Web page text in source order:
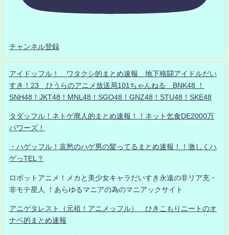
チャンネル登録
アイドッフル！ ワタクシ的まとめ速報 地下格闘アイドルだい
すき！23 ひうらのアニメ放送局101ちゃんねる BNK48 ！
SNH48！JKT48！MNL48！SGO48！GNZ48！STU48！SKE48
タダッフル！ネトゲ廃人的まとめ速報！！ネット乞食DE2000万
パワーズ！
・ハゲッフル！哀愁のハゲ男の髪ってるまとめ速報！！激しくハ
ゲっTEL？
ロボットアニメ！メカと美少女キャラだいすき永遠の非リア充・
非モテ星人 ！あらゆるマニアの為のマニアックサイト
アニゲタレスト（元祖！アニメッフル） ひきこもりニートのオ
ナベ的まとめ速報